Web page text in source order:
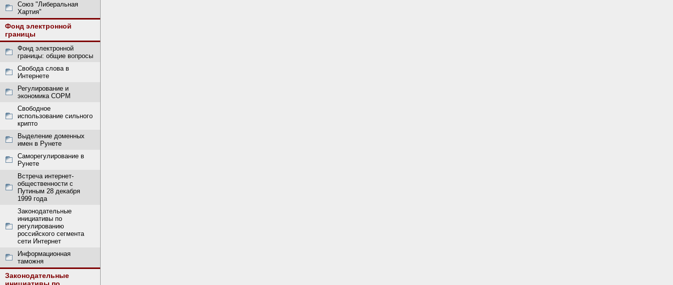
Союз "Либеральная
Хартия"
Фонд электронной
границы
Фонд электронной
границы: общие вопросы
Свобода слова в
Интернете
Регулирование и
экономика СОРМ
Свободное
использование сильного
крипто
Выделение доменных
имен в Рунете
Саморегулирование в
Рунете
Встреча интернет-
общественности с
Путиным 28 декабря
1999 года
Законодательные
инициативы по
регулированию
российского сегмента
сети Интернет
Информационная
таможня
Законодательные